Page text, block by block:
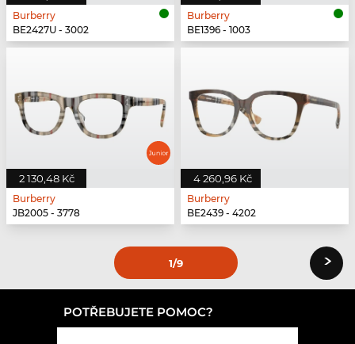
Burberry
BE2427U - 3002
Burberry
BE1396 - 1003
2 130,48 Kč
Burberry
JB2005 - 3778
4 260,96 Kč
Burberry
BE2439 - 4202
1/9 ›
POTŘEBUJETE POMOC?